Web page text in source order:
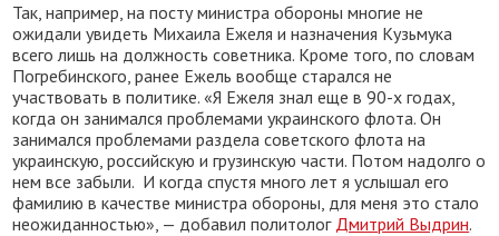
Так, например, на посту министра обороны многие не
ожидали увидеть Михаила Ежеля и назначения Кузьмука
всего лишь на должность советника. Кроме того, по словам
Погребинского, ранее Ежель вообще старался не
участвовать в политике. «Я Ежеля знал еще в 90-х годах,
когда он занимался проблемами украинского флота. Он
занимался проблемами раздела советского флота на
украинскую, российскую и грузинскую части. Потом надолго о
нем все забыли. И когда спустя много лет я услышал его
фамилию в качестве министра обороны, для меня это стало
неожиданностью», — добавил политолог Дмитрий Выдрин.